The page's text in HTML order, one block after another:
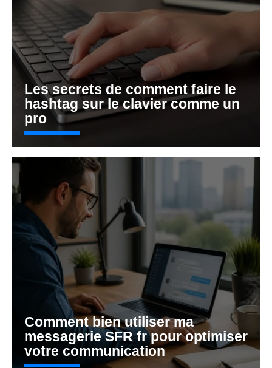
Les secrets de comment faire le
hashtag sur le clavier comme un
pro
Comment bien utiliser ma
messagerie SFR fr pour optimiser
votre communication